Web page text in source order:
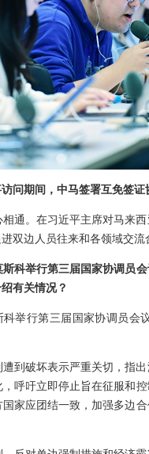
问期间，中马签署互免签证
通。在习近平主席对马来
双边人员往来和各领域交流
科举行第三届国家协调员
有关情况？
举行第三届国家协调员
到破坏表示严重关切，指
呼吁立即停止旨在征服和
家应团结一致，加强多边